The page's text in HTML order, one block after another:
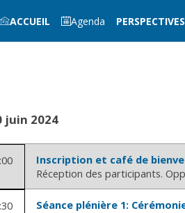
ACCUEIL Agenda
juin 2024
Inscription et café de
Réception des participants.
Séance plénière 1: